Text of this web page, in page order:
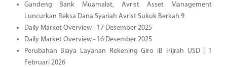
Gandeng Bank Muamalat, Avrist Asset Management
Luncurkan Reksa Dana Syariah Avrist Sukuk Berkah 9
Daily Market Overview - 17 Desember 2025
Daily Market Overview - 16 Desember 2025
Perubahan Biaya Layanan Rekening Giro iB Hijrah USD | 1
Februari 2026